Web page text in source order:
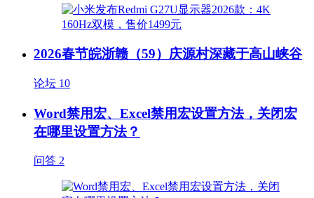
2026春节皖浙赣（59）庆源村深藏于高山峡谷
论坛 10
Word禁用宏、Excel禁用宏设置方法，关闭宏
在哪里设置方法？
问答 2